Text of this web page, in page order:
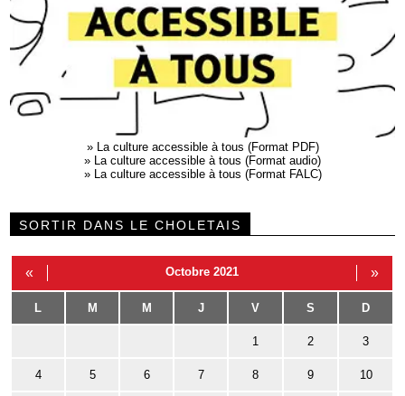
»
La culture accessible à tous (Format PDF)
»
La culture accessible à tous (Format audio)
»
La culture accessible à tous (Format FALC)
SORTIR DANS LE CHOLETAIS
« Octobre 2021 »
L M M J V S D
1 2 3
4 5 6 7 8 9 10